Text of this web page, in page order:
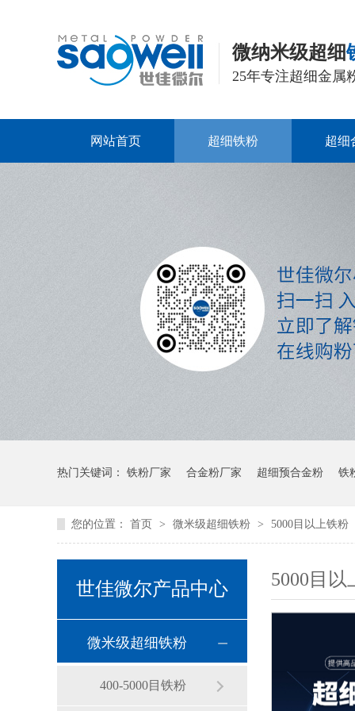
微纳米级超细
25年专注超细金属
网站首页 超细铁粉 超细
热门关键词： 铁粉厂家 合金粉厂家 超细预合金粉 铁
您的位置： 首页 > 微米级超细铁粉 > 5000目以上铁粉
世佳微尔产品中心
微米级超细铁粉
400-5000目铁粉
5000目以